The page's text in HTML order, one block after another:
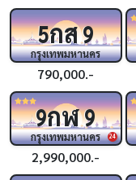
5กส9
กรุงเทพมหานคร
790,000.-
24
9กฬ9
กรุงเทพมหานคร
2,990,000.-